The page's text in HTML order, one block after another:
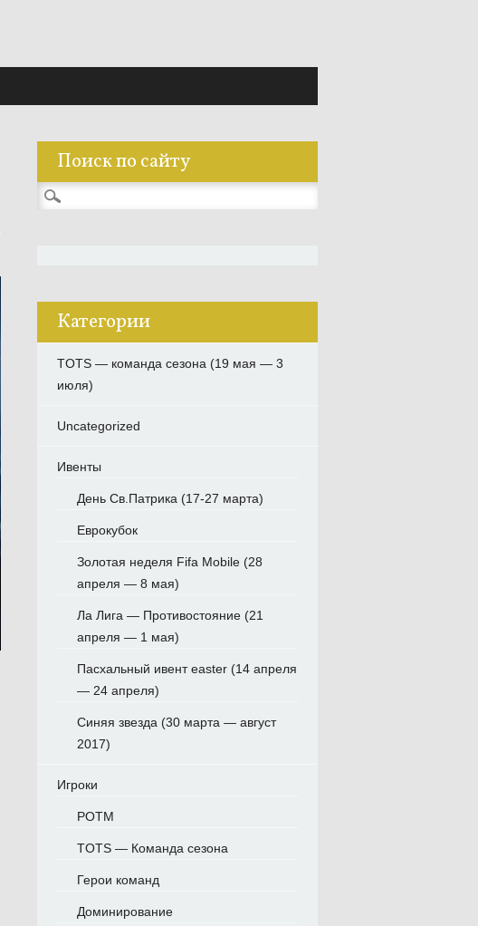
Поиск по сайту
Найти:
Категории
TOTS — команда сезона (19 мая — 3
июля)
Uncategorized
Ивенты
День Св.Патрика (17-27 марта)
Еврокубок
Золотая неделя Fifa Mobile (28
апреля — 8 мая)
Ла Лига — Противостояние (21
апреля — 1 мая)
Пасхальный ивент easter (14 апреля
— 24 апреля)
Синяя звезда (30 марта — август
2017)
Игроки
POTM
TOTS — Команда сезона
Герои команд
Доминирование